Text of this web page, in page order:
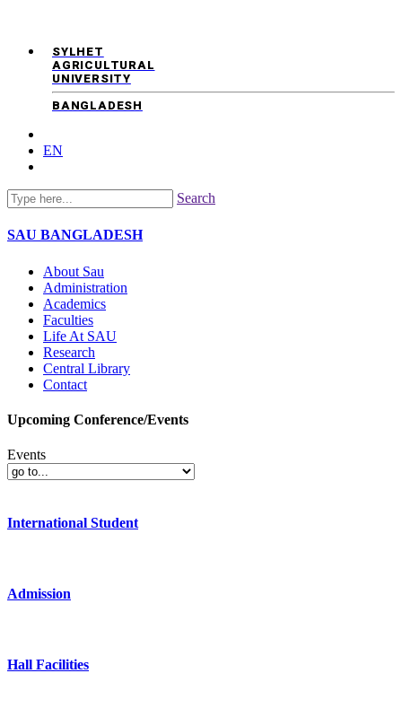
SYLHET
AGRICULTURAL
UNIVERSITY
BANGLADESH
EN
Search
SAU BANGLADESH
About Sau
Administration
Academics
Faculties
Life At SAU
Research
Central Library
Contact
Upcoming Conference/Events
Events
International Student
Admission
Hall Facilities